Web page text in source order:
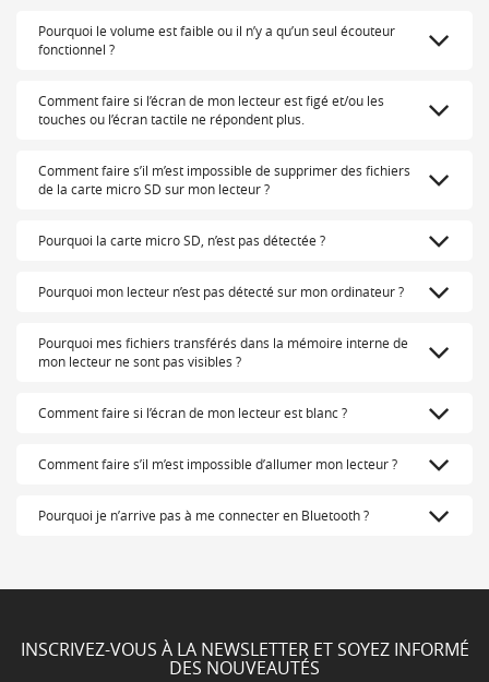
Pourquoi le volume est faible ou il n’y a qu’un seul écouteur
fonctionnel ?
Comment faire si l’écran de mon lecteur est figé et/ou les
touches ou l’écran tactile ne répondent plus.
Comment faire s’il m’est impossible de supprimer des fichiers
de la carte micro SD sur mon lecteur ?
Pourquoi la carte micro SD, n’est pas détectée ?
Pourquoi mon lecteur n’est pas détecté sur mon ordinateur ?
Pourquoi mes fichiers transférés dans la mémoire interne de
mon lecteur ne sont pas visibles ?
Comment faire si l’écran de mon lecteur est blanc ?
Comment faire s’il m’est impossible d’allumer mon lecteur ?
Pourquoi je n’arrive pas à me connecter en Bluetooth ?
INSCRIVEZ-VOUS À LA NEWSLETTER ET SOYEZ INFORMÉ
DES NOUVEAUTÉS